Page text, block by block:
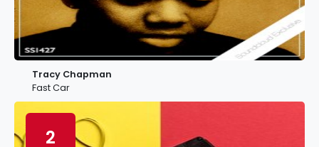
Tracy Chapman
Fast Car
2